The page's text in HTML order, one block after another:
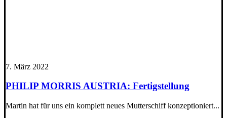
7. März 2022
PHILIP MORRIS AUSTRIA: Fertigstellung
Martin hat für uns ein komplett neues Mutterschiff konzeptioniert...